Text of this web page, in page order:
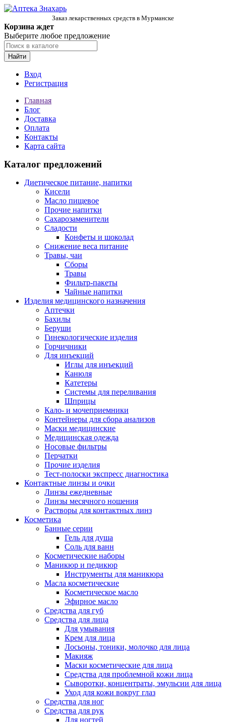
Заказ лекарственных средств в Мурманске
Корзина ждет
Выберите любое предложение
Найти
Вход
Регистрация
Главная
Блог
Доставка
Оплата
Контакты
Карта сайта
Каталог предложений
Диетическое питание, напитки
Кисели
Масло пищевое
Прочие напитки
Сахарозаменители
Сладости
Конфеты и шоколад
Снижение веса питание
Травы, чаи
Сборы
Травы
Фильтр-пакеты
Чайные напитки
Изделия медицинского назначения
Аптечки
Бахилы
Беруши
Гинекологические изделия
Горчичники
Для инъекций
Иглы для инъекций
Канюля
Катетеры
Системы для переливания
Шприцы
Кало- и мочеприемники
Контейнеры для сбора анализов
Маски медицинские
Медицинская одежда
Носовые фильтры
Перчатки
Прочие изделия
Тест-полоски экспресс диагностика
Контактные линзы и очки
Линзы ежедневные
Линзы месячного ношения
Растворы для контактных линз
Косметика
Банные серии
Гель для душа
Соль для ванн
Косметические наборы
Маникюр и педикюр
Инструменты для маникюра
Масла косметические
Косметическое масло
Эфирное масло
Средства для губ
Средства для лица
Для умывания
Крем для лица
Лосьоны, тоники, молочко для лица
Макияж
Маски косметические для лица
Средства для проблемной кожи лица
Сыворотки, концентраты, эмульсии для лица
Уход для кожи вокруг глаз
Средства для ног
Средства для рук
Для ногтей